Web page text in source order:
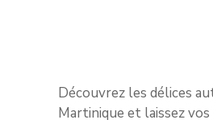
Découvrez les délices
Martinique et laissez